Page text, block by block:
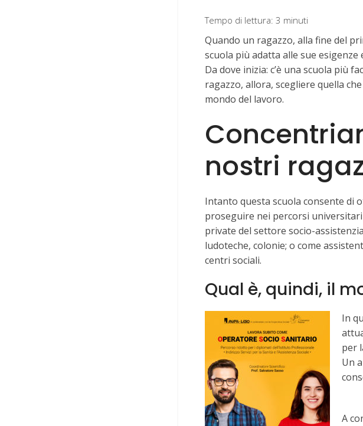
Tempo di lettura: 3 minuti
Quando un ragazzo, alla fine del
scuola più adatta alle sue esigenze
Da dove inizia: c’è una scuola più
ragazzo, allora, scegliere quella
mondo del lavoro.
nostri
Intanto questa scuola consente di
proseguire nei percorsi
private del settore socio-
ludoteche, colonie; o come
centri sociali.
Qual è, quindi, il
In
per
Un
A